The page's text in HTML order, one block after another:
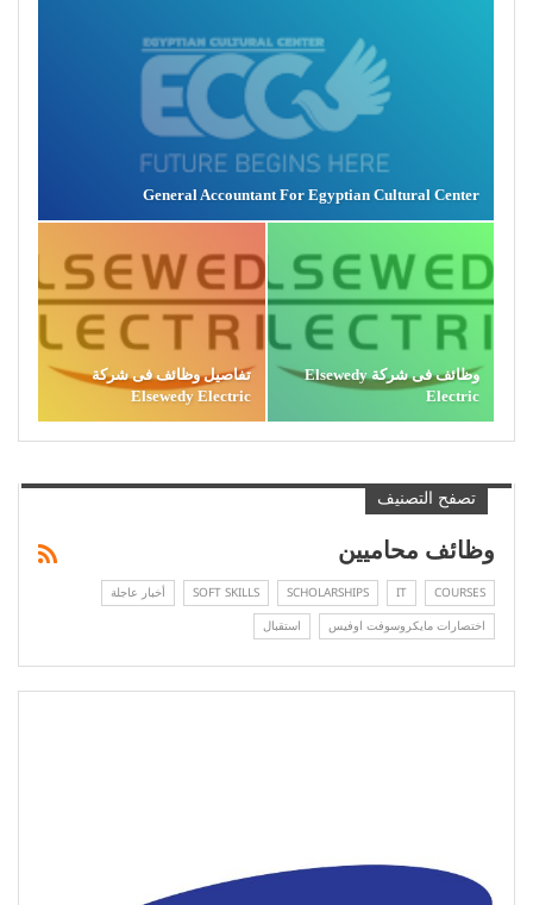
General Accountant For Egyptian Cultural Center
وظائف فى شركة Elsewedy
Electric
تفاصيل وظائف فى شركة
Elsewedy Electric
تصفح التصنيف
وظائف محاميين
COURSES
IT
SCHOLARSHIPS
SOFT SKILLS
أخبار عاجلة
اختصارات مايكروسوفت اوفيس
استقبال